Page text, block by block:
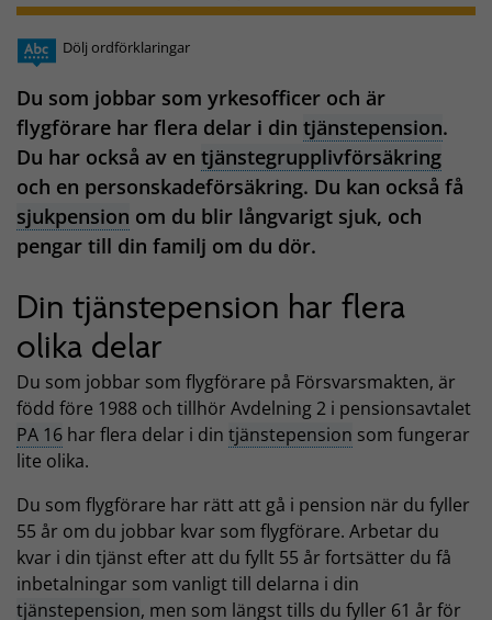
Dölj ordförklaringar
Du som jobbar som yrkesofficer och är
flygförare har flera delar i din tjänstepension.
Du har också av en tjänstegrupplivförsäkring
och en personskadeförsäkring. Du kan också få
sjukpension om du blir långvarigt sjuk, och
pengar till din familj om du dör.
Din tjänstepension har flera
olika delar
Du som jobbar som flygförare på Försvarsmakten, är
född före 1988 och tillhör Avdelning 2 i pensionsavtalet
PA 16 har flera delar i din tjänstepension som fungerar
lite olika.
Du som flygförare har rätt att gå i pension när du fyller
55 år om du jobbar kvar som flygförare. Arbetar du
kvar i din tjänst efter att du fyllt 55 år fortsätter du få
inbetalningar som vanligt till delarna i din
tjänstepension, men som längst tills du fyller 61 år för